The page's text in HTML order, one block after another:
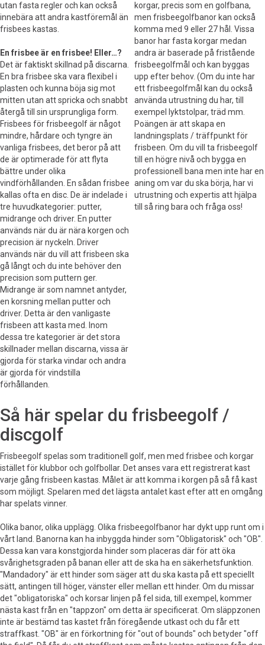
utan fasta regler och kan också
innebära att andra kastföremål än
frisbees kastas.
En frisbee är en frisbee! Eller…?
Det är faktiskt skillnad på discarna.
En bra frisbee ska vara flexibel i
plasten och kunna böja sig mot
mitten utan att spricka och snabbt
återgå till sin ursprungliga form.
Frisbees för frisbeegolf är något
mindre, hårdare och tyngre än
vanliga frisbees, det beror på att
de är optimerade för att flyta
bättre under olika
vindförhållanden. En sådan frisbee
kallas ofta en disc. De är indelade i
tre huvudkategorier: putter,
midrange och driver. En putter
används när du är nära korgen och
precision är nyckeln. Driver
används när du vill att frisbeen ska
gå långt och du inte behöver den
precision som puttern ger.
Midrange är som namnet antyder,
en korsning mellan putter och
driver. Detta är den vanligaste
frisbeen att kasta med. Inom
dessa tre kategorier är det stora
skillnader mellan discarna, vissa är
gjorda för starka vindar och andra
är gjorda för vindstilla
förhållanden.
korgar, precis som en golfbana,
men frisbeegolfbanor kan också
komma med 9 eller 27 hål. Vissa
banor har fasta korgar medan
andra är baserade på fristående
frisbeegolfmål och kan byggas
upp efter behov. (Om du inte har
ett frisbeegolfmål kan du också
använda utrustning du har, till
exempel lyktstolpar, träd mm.
Poängen är att skapa en
landningsplats / träffpunkt för
frisbeen. Om du vill ta frisbeegolf
till en högre nivå och bygga en
professionell bana men inte har en
aning om var du ska börja, har vi
utrustning och expertis att hjälpa
till så ring bara och fråga oss!
Så här spelar du frisbeegolf /
discgolf
Frisbeegolf spelas som traditionell golf, men med frisbee och korgar
istället för klubbor och golfbollar. Det anses vara ett registrerat kast
varje gång frisbeen kastas. Målet är att komma i korgen på så få kast
som möjligt. Spelaren med det lägsta antalet kast efter att en omgång
har spelats vinner.
Olika banor, olika upplägg. Olika frisbeegolfbanor har dykt upp runt om i
vårt land. Banorna kan ha inbyggda hinder som "Obligatorisk" och "OB".
Dessa kan vara konstgjorda hinder som placeras där för att öka
svårighetsgraden på banan eller att de ska ha en säkerhetsfunktion.
"Mandadory" är ett hinder som säger att du ska kasta på ett speciellt
sätt, antingen till höger, vänster eller mellan ett hinder. Om du missar
det "obligatoriska" och korsar linjen på fel sida, till exempel, kommer
nästa kast från en "tappzon" om detta är specificerat. Om släppzonen
inte är bestämd tas kastet från föregående utkast och du får ett
straffkast. "OB" är en förkortning för "out of bounds" och betyder "off